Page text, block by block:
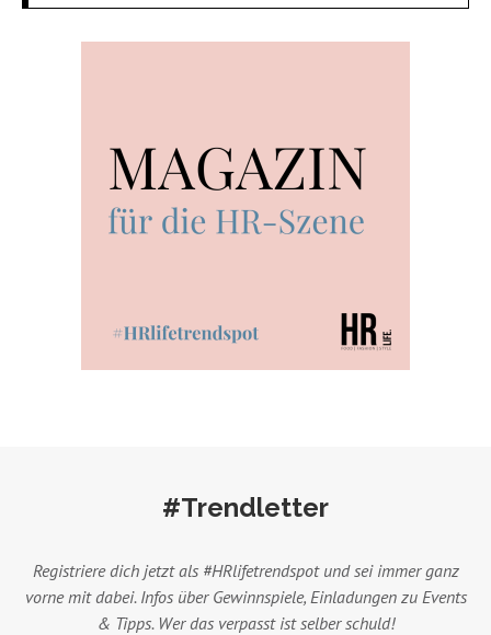
#Trendletter
Registriere dich jetzt als #HRlifetrendspot und sei immer ganz
vorne mit dabei. Infos über Gewinnspiele, Einladungen zu Events
& Tipps. Wer das verpasst ist selber schuld!